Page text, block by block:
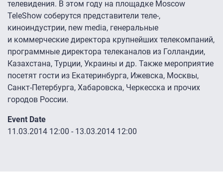
телевидения. В этом году на площадке Moscow
TeleShow соберутся представители теле-,
киноиндустрии, new media, генеральные
и коммерческие директора крупнейших телекомпаний,
программные директора телеканалов из Голландии,
Казахстана, Турции, Украины и др. Также мероприятие
посетят гости из Екатеринбурга, Ижевска, Москвы,
Санкт-Петербурга, Хабаровска, Черкесска и прочих
городов России.
Event Date
11.03.2014 12:00 - 13.03.2014 12:00